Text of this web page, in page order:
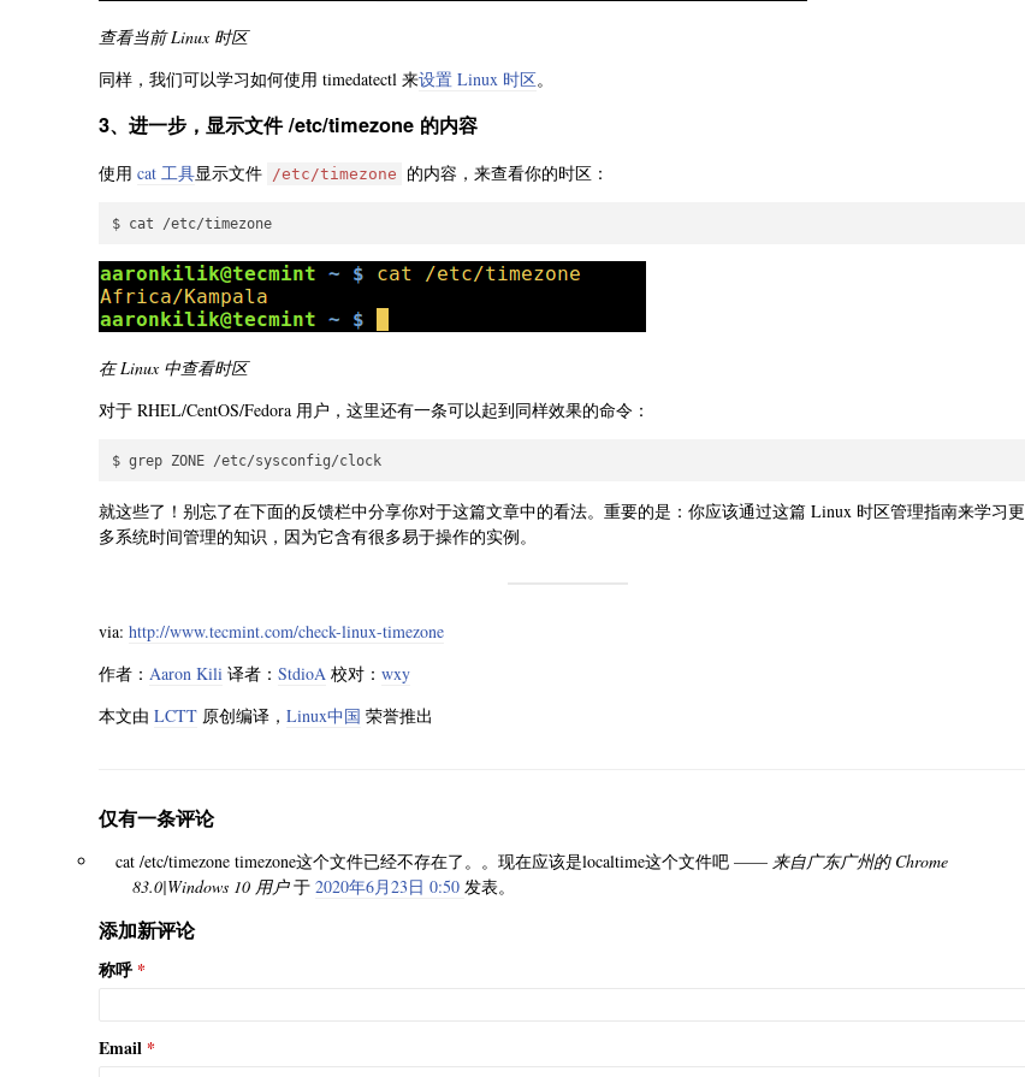
查看当前 Linux 时区
同样，我们可以学习如何使用 timedatectl 来设置 Linux 时区。
3、进一步，显示文件 /etc/timezone 的内容
使用 cat 工具显示文件 /etc/timezone 的内容，来查看你的时区：
在 Linux 中查看时区
对于 RHEL/CentOS/Fedora 用户，这里还有一条可以起到同样效果的命令：
就这些了！别忘了在下面的反馈栏中分享你对于这篇文章中的看法。重要的是：你应该通过这篇 Linux 时区管理指南来学习更
多系统时间管理的知识，因为它含有很多易于操作的实例。
via: http://www.tecmint.com/check-linux-timezone
作者： Aaron Kili 译者： StdioA 校对： wxy
本文由 LCTT 原创编译， Linux中国 荣誉推出
仅有一条评论
cat /etc/timezone timezone这个文件已经不存在了。。现在应该是localtime这个文件吧 —— 来自广东广州的 Chrome
83.0|Windows 10 用户于 2020年6月23日 0:50 发表。
添加新评论
称呼
Email